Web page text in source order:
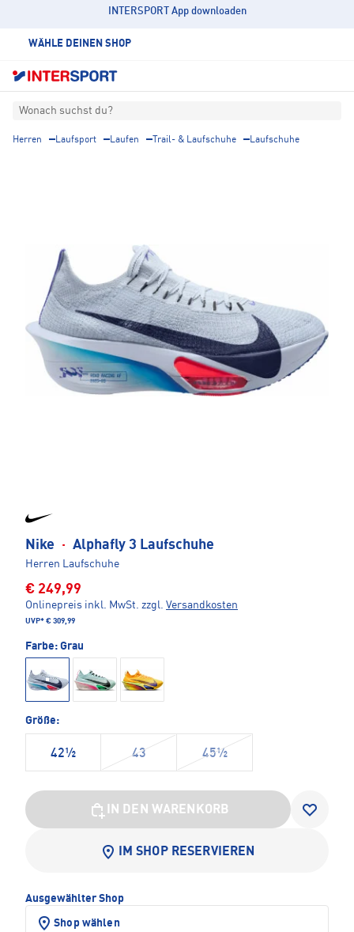
INTERSPORT App downloaden
WÄHLE DEINEN SHOP
Wonach suchst du?
Herren Laufsport Laufen Trail- & Laufschuhe Laufschuhe
Nike · Alphafly 3 Laufschuhe
Herren Laufschuhe
€ 249,99
Onlinepreis inkl. MwSt. zzgl. Versandkosten
UVP* € 309,99
Farbe: Grau
Größe:
42½ 43 45½
IN DEN WARENKORB
IM SHOP RESERVIEREN
Ausgewählter Shop
Shop wählen